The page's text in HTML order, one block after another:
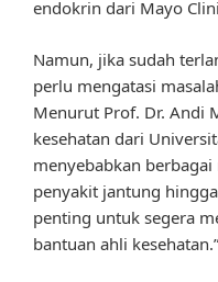
endokrin dari Mayo
Namun, jika sudah
perlu mengatasi
Menurut Prof. Dr. Andi
kesehatan dari
menyebabkan
penyakit jantung
penting untuk segera
bantuan ahli kesehatan.”